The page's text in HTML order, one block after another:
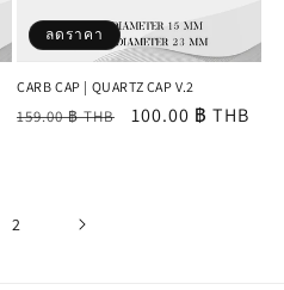
ลดราคา
CARB CAP | QUARTZ CAP V.2
ราคา
159.00 ฿ THB
ราคา
100.00 ฿ THB
2